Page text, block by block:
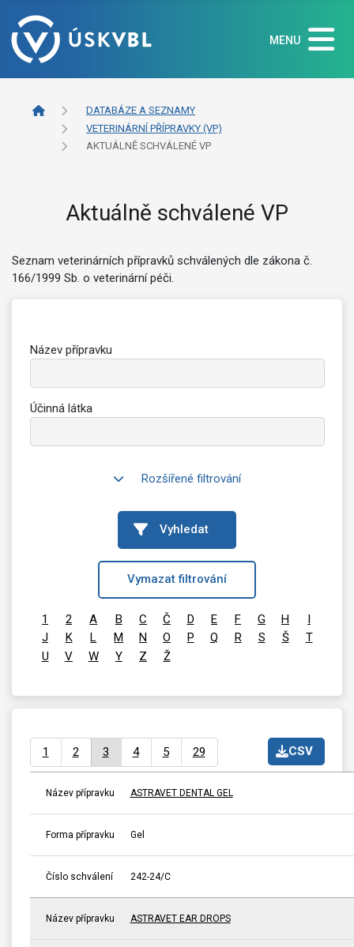
MENU
DATABÁZE A SEZNAMY
VETERINÁRNÍ PŘÍPRAVKY (VP)
AKTUÁLNĚ SCHVÁLENÉ VP
Aktuálně schválené VP
Seznam veterinárních přípravků schválených dle zákona č.
166/1999 Sb. o veterinární péči.
Název přípravku
Účinná látka
Rozšířené filtrování
Vyhledat
Vymazat filtrování
1 2 A B C Č D E F G H
I
J
K L M N O P Q R S Š
T
U
V W Y Z Ž
CSV
1 2 3 4 5 29
Název přípravku ASTRAVET DENTAL GEL
Forma přípravku Gel
Číslo schválení 242-24/C
Název přípravku ASTRAVET EAR DROPS